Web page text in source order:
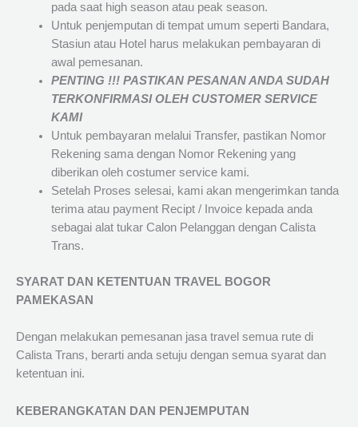
pada saat high season atau peak season.
Untuk penjemputan di tempat umum seperti Bandara,
Stasiun atau Hotel harus melakukan pembayaran di
awal pemesanan.
PENTING !!! PASTIKAN PESANAN ANDA SUDAH
TERKONFIRMASI OLEH CUSTOMER SERVICE
KAMI
Untuk pembayaran melalui Transfer, pastikan Nomor
Rekening sama dengan Nomor Rekening yang
diberikan oleh costumer service kami.
Setelah Proses selesai, kami akan mengerimkan tanda
terima atau payment Recipt / Invoice kepada anda
sebagai alat tukar Calon Pelanggan dengan Calista
Trans.
SYARAT DAN KETENTUAN TRAVEL BOGOR
PAMEKASAN
Dengan melakukan pemesanan jasa travel semua rute di
Calista Trans, berarti anda setuju dengan semua syarat dan
ketentuan ini.
KEBERANGKATAN DAN PENJEMPUTAN